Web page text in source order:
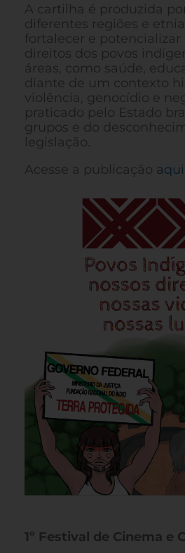
A cartilha é produzida
diferentes regiões e
fortalecer e potencializar
direitos dos povos
áreas, como saúde,
diante de um contexto
violência, genocídio e
praticado pelo Estado
grupos e do
legislação.
Acesse a publicação aqui
1º Festival de Cinema e